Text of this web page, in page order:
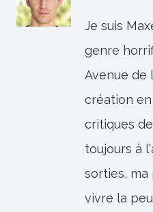
Je suis
genre
Avenue de
création en
critiques
toujours à
sorties,
vivre la